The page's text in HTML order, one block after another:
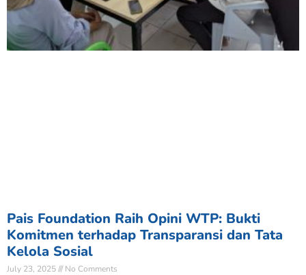
Pais Foundation Raih Opini WTP: Bukti
Komitmen terhadap Transparansi dan Tata
Kelola Sosial
July 23, 2025 No Comments